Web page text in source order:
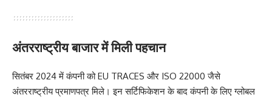
अंतरराष्ट्रीय बाजार में मिली पहचान
सितंबर 2024 में कंपनी को EU TRACES और ISO 22000 जैसे
अंतरराष्ट्रीय प्रमाणपत्र मिले। इन सर्टिफिकेशन के बाद कंपनी के लिए ग्लोबल